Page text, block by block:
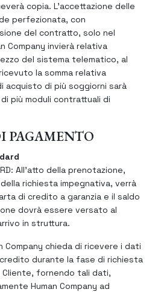
copia. L’accettazione delle
perfezionata, con
del contratto, solo nel
Company invierà relativa
del sistema telematico, al
la somma relativa
acquisto di più soggiorni sarà
più moduli contrattuali di
PAGAMENTO
All’atto della prenotazione,
richiesta impegnativa, verrà
di credito a garanzia e il saldo
dovrà essere versato al
in struttura.
Company chieda di ricevere i dati
durante la fase di richiesta
fornendo tali dati,
Human Company ad